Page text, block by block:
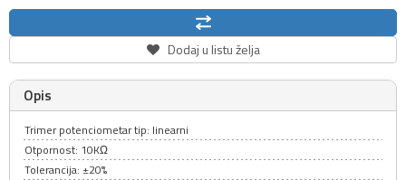
Dodaj u listu želja
Opis
Trimer potenciometar tip: linearni
Otpornost: 10KΩ
Tolerancija: ±20%